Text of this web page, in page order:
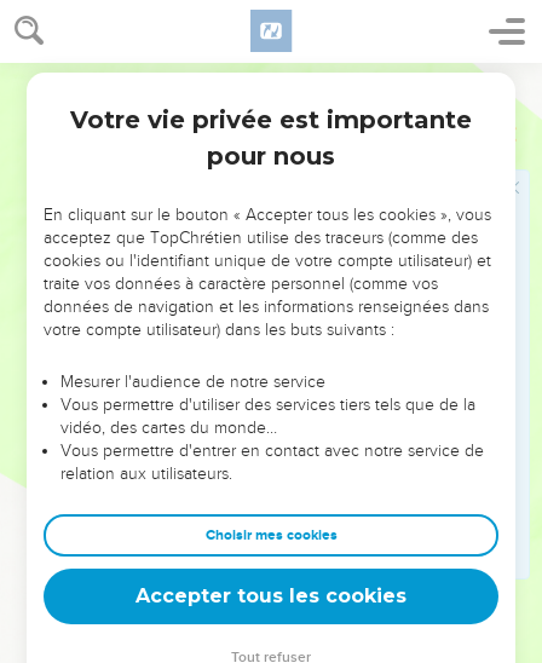
Josué 9
21 « Ils vivront », leur dirent les chefs, mais ils furent
employés à couper le bois et à puiser l'eau pour toute
l'assemblée, comme les chefs le leur avaient dit.
Josué fit appeler les Gabaonites et leur dit : « Pourquoi
nous avez-vous trompés en disant : ‘Nous sommes très
éloignés de vous’alors que vous habitez sur notre territoire ?
Maintenant vous êtes maudits et vous ne cesserez pas
d'être dans l'esclavage, de couper du bois et de puiser de
l'eau pour la maison de mon Dieu. »
Ils répondirent à Josué : « On avait rapporté à tes
serviteurs les ordres de l'Eternel, ton Dieu, à Moïse, son
détruire devant vous tous ses habitants, et votre présence
nous a inspiré une grande peur pour notre vie. Voilà
pourquoi nous avons agi de cette façon.
25
comme tu trouveras bon et juste de le faire. »
Josué agit envers eux comme il avait été décidé : il les
délivra des Israélites, qui ne les firent pas mourir,
mais il les destina dès ce jour à couper du bois et à puiser
de l'eau pour l'assemblée et pour l'autel de l'Eternel à
Votre vie privée est importante
pour nous
En cliquant sur le bouton « Accepter tous les cookies », vous
acceptez que TopChrétien utilise des traceurs (comme des
cookies ou l'identifiant unique de votre compte utilisateur) et
traite vos données à caractère personnel (comme vos
données de navigation et les informations renseignées dans
votre compte utilisateur) dans les buts suivants :
Mesurer l'audience de notre service
Vous permettre d'utiliser des services tiers tels que de la
vidéo, des cartes du monde…
Vous permettre d'entrer en contact avec notre service de
relation aux utilisateurs.
Choisir mes cookies
Accepter tous les cookies
Tout refuser